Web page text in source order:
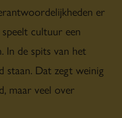
er
speelt cultuur een
In de spits van het
staan. Dat zegt weinig
maar veel over